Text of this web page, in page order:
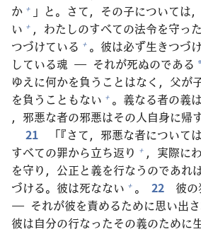
か + 」と。さて，その子については，
い + ，わたしのすべての法令を守っ
つづけている + 。 彼は必ず生きつづ
している魂 ― それが死ぬのである
ゆえに何かを負 うことはなく， 父が
を負 うこともない + 。 義なる者の義
， 邪悪な者の邪悪はその人自身に帰
21
「『さて， 邪悪な者については
すべての罪から立ち返り + ， 実際に
を守り， 公正と義を行なうのであれ
づける。 彼は死なない + 。 22 彼の
― それが彼を責めるために思い出
彼は自分の行なったその義のために